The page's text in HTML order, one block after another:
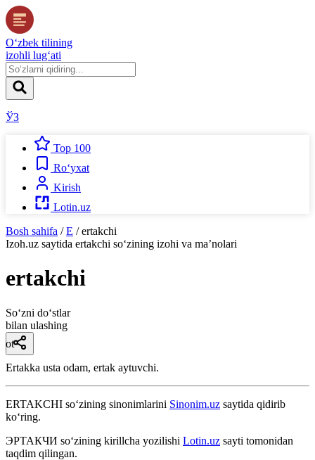
O‘zbek tilining
izohli lug‘ati
ЎЗ
Top 100
Ro‘yxat
Kirish
Lotin.uz
Bosh sahifa / E / ertakchi
Izoh.uz saytida ertakchi so‘zining izohi va ma’nolari
ertakchi
So‘zni do‘stlar
bilan ulashing
ot
Ertakka usta odam, ertak aytuvchi.
ERTAKCHI so‘zining sinonimlarini Sinonim.uz saytida qidirib
ko‘ring.
ЭРТАКЧИ so‘zining kirillcha yozilishi Lotin.uz sayti tomonidan
taqdim qilingan.